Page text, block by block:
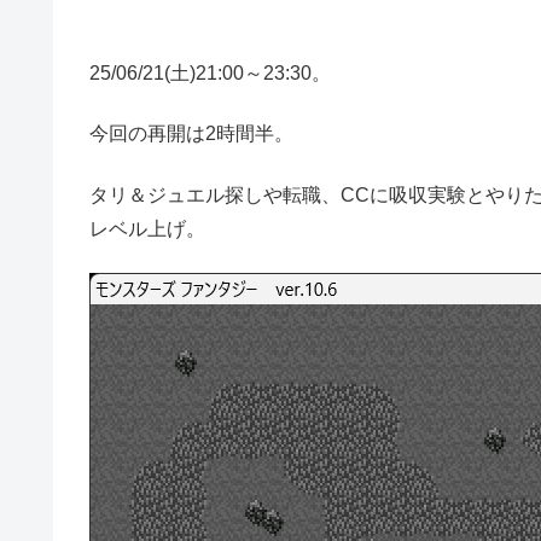
25/06/21(土)21:00～23:30。
今回の再開は2時間半。
タリ＆ジュエル探しや転職、CCに吸収実験とやり
レベル上げ。